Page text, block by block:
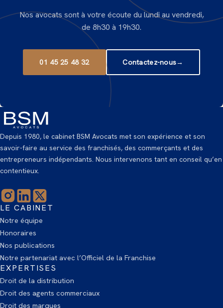
Nos avocats sont à votre écoute du lundi au vendredi,
de 8h30 à 19h30.
01 45 25 48 32 Contactez-nous→
Depuis 1980, le cabinet BSM Avocats met son expérience et son
savoir-faire au service des franchisés, des commerçants et des
entrepreneurs indépendants. Nous intervenons tant en conseil qu’en
contentieux.
LE CABINET
Notre équipe
Honoraires
Nos publications
Notre partenariat avec l’Officiel de la Franchise
EXPERTISES
Droit de la distribution
Droit des agents commerciaux
Droit des marques